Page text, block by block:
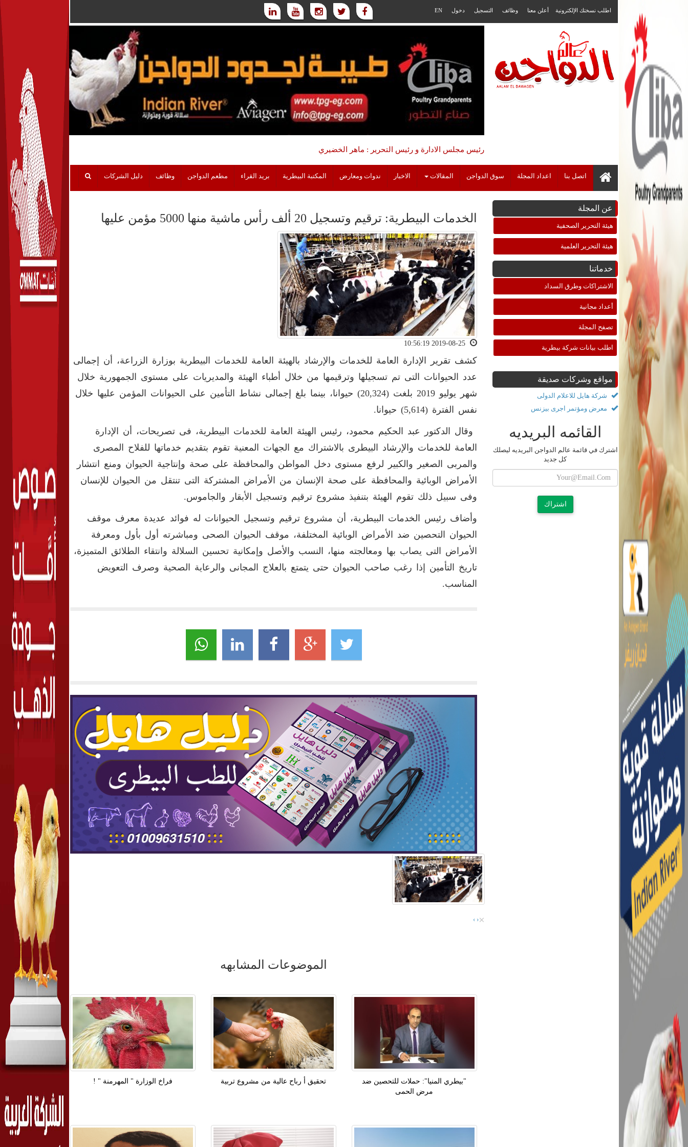
اطلب نسختك الإلكترونية أعلن معنا وظائف التسجيل دخول EN
رئيس مجلس الادارة و رئيس التحرير : ماهر الخضيري
اتصل بنا اعداد المجلة سوق الدواجن المقالات الاخبار ندوات ومعارض المكتبة البيطرية بريد القراء مطعم الدواجن وظائف دليل الشركات
عن المجلة
هيئة التحرير الصحفية
هيئة التحرير العلمية
خدماتنا
الاشتراكات وطرق السداد
أعداد مجانية
تصفح المجلة
اطلب بيانات شركة بيطرية
مواقع وشركات صديقة
شركة هايل للاعلام الدولى
معرض ومؤتمر اجرى بيزنس
القائمه البريديه
اشترك في قائمة عالم الدواجن البريديه ليصلك
كل جديد
اشتراك
الخدمات البيطرية: ترقيم وتسجيل 20 ألف رأس ماشية منها 5000 مؤمن عليها
كشف تقرير الإدارة العامة للخدمات والإرشاد بالهيئة العامة للخدمات البيطرية بوزارة الزراعة، أن إجمالى
عدد الحيوانات التى تم تسجيلها وترقيمها من خلال أطباء الهيئة والمديريات على مستوى الجمهورية خلال
شهر يوليو 2019 بلغت (20,324) حيوانا، بينما بلغ إجمالى نشاط التأمين على الحيوانات المؤمن عليها خلال
نفس الفترة (5,614) حيوانا.
وقال الدكتور عبد الحكيم محمود، رئيس الهيئة العامة للخدمات البيطرية، فى تصريحات، أن الإدارة
العامة للخدمات والإرشاد البيطرى بالاشتراك مع الجهات المعنية تقوم بتقديم خدماتها للفلاح المصرى
والمربى الصغير والكبير لرفع مستوى دخل المواطن والمحافظة على صحة وإنتاجية الحيوان ومنع انتشار
الأمراض الوبائية والمحافظة على صحة الإنسان من الأمراض المشتركة التى تنتقل من الحيوان للإنسان
وفى سبيل ذلك تقوم الهيئة بتنفيذ مشروع ترقيم وتسجيل الأبقار والجاموس.
وأضاف رئيس الخدمات البيطرية، أن مشروع ترقيم وتسجيل الحيوانات له فوائد عديدة معرف موقف
الحيوان التحصين ضد الأمراض الوبائية المختلفة، موقف الحيوان الصحى ومباشرته أول بأول ومعرفة
الأمراض التى يصاب بها ومعالجته منها، النسب والأصل وإمكانية تحسين السلالة وانتقاء الطلائق المتميزة،
تاريخ التأمين إذا رغب صاحب الحيوان حتى يتمتع بالعلاج المجانى والرعاية الصحية وصرف التعويض
المناسب.
‹
› ×
الموضوعات المشابهه
فراخ الوزارة " المهرمنة " ! تحقيق أ رباح عالية من مشروع تربية
"بيطري المنيا": حملات للتحصين ضد
مرض الحمى